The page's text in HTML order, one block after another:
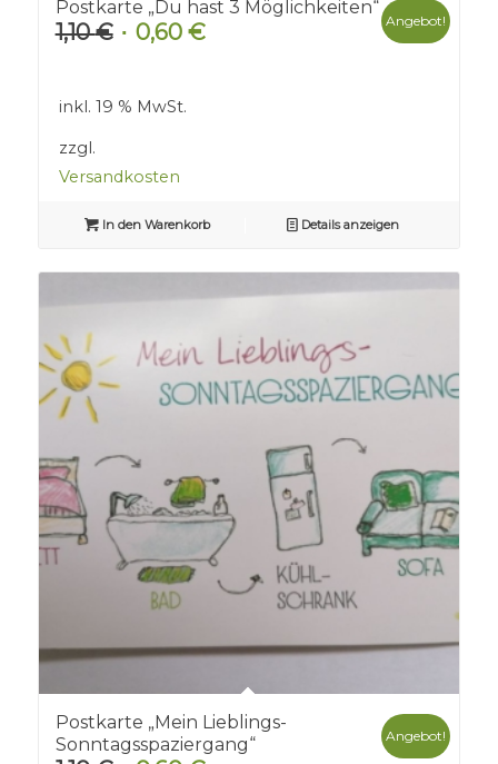
Postkarte „Du hast 3 Möglichkeiten“
1,10€ Ursprünglicher
1,10 €
0,60 €Aktueller
Angebot!
inkl. 19 % MwSt.
zzgl.
Versandkosten
In den Warenkorb Details anzeigen
Postkarte „Mein Lieblings-
Sonntagsspaziergang“
Angebot!